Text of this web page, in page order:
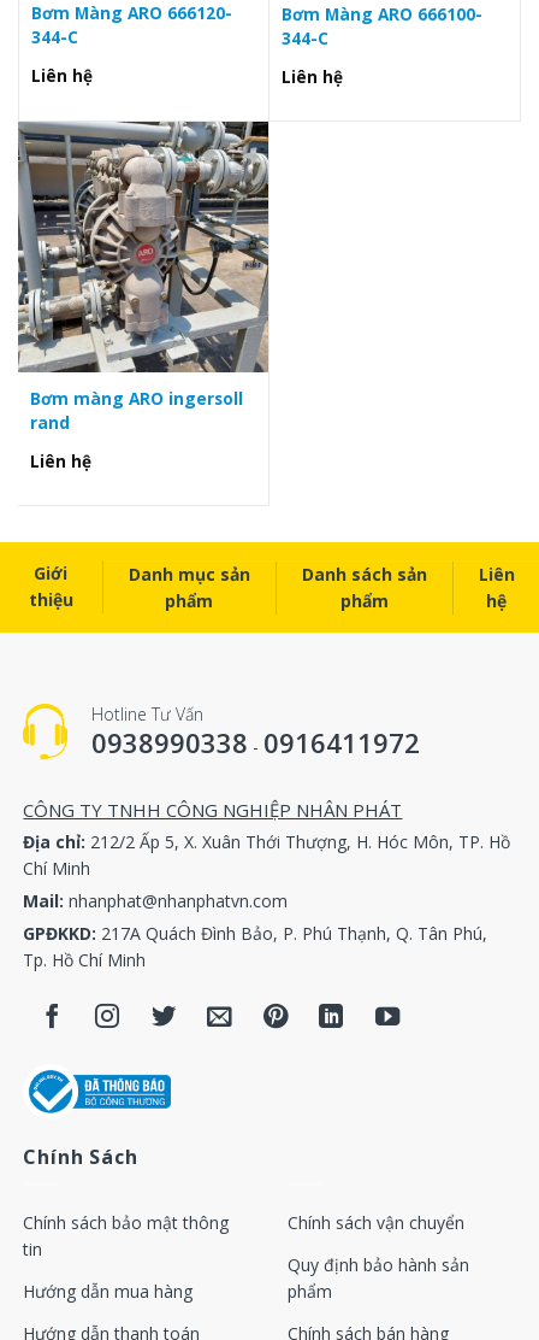
Bơm Màng ARO 666120-
344-C
Liên hệ
Bơm Màng ARO 666100-
344-C
Liên hệ
Bơm màng ARO ingersoll
rand
Liên hệ
Giới
thiệu
Danh mục sản
phẩm
Danh sách sản
phẩm
Liên
hệ
Hotline Tư Vấn
0938990338 - 0916411972
CÔNG TY TNHH CÔNG NGHIỆP NHÂN PHÁT
Địa chỉ: 212/2 Ấp 5, X. Xuân Thới Thượng, H. Hóc Môn, TP. Hồ
Chí Minh
Mail:nhanphat@nhanphatvn.com
GPĐKKD: 217A Quách Đình Bảo, P. Phú Thạnh, Q. Tân Phú,
Tp. Hồ Chí Minh
Chính Sách
Chính sách bảo mật thông
tin
Hướng dẫn mua hàng
Hướng dẫn thanh toán
Chính sách vận chuyển
Quy định bảo hành sản
phẩm
Chính sách bán hàng